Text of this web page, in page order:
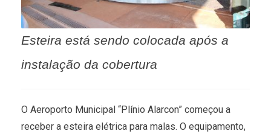
Esteira está sendo colocada após a
instalação da cobertura
O Aeroporto Municipal “Plínio Alarcon” começou a
receber a esteira elétrica para malas. O equipamento,